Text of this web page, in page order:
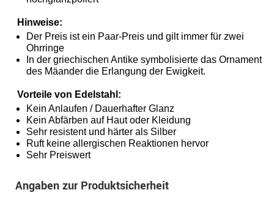
Hinweise:
Der Preis ist ein Paar-Preis und gilt immer für zwei
Ohrringe
In der griechischen Antike symbolisierte das Ornament
des Mäander die Erlangung der Ewigkeit.
Vorteile von Edelstahl:
Kein Anlaufen / Dauerhafter Glanz
Kein Abfärben auf Haut oder Kleidung
Sehr resistent und härter als Silber
Ruft keine allergischen Reaktionen hervor
Sehr Preiswert
Angaben zur Produktsicherheit